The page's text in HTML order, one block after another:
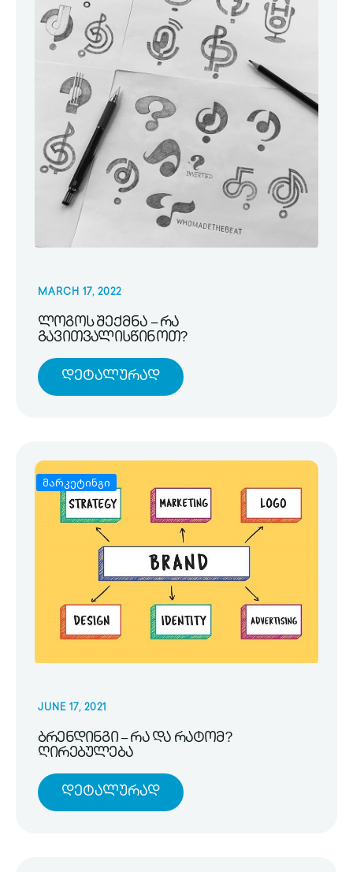
MARCH 17, 2022
ლოგოს შექმნა – რა
გავითვალისწინოთ?
Დეტალურად
მარკეტინგი
JUNE 17, 2021
ბრენდინგი – რა და რატომ?
ღირებულება
Დეტალურად